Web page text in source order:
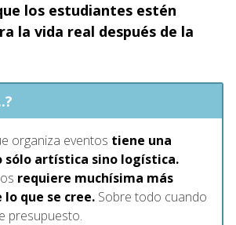
los estudiantes estén
la vida real después de la
organiza eventos tiene una
sólo artística sino logística.
requiere muchísima más
que se cree. Sobre todo cuando
presupuesto.